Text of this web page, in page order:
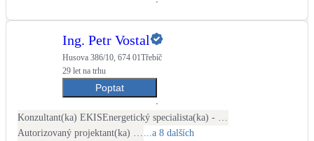
Ing. Petr Vostal
Husova 386/10, 674 01Třebíč
29 let na trhu
Poptat
Konzultant(ka) EKIS
...a 8 dalších